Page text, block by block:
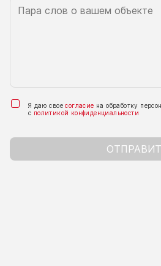
Я даю своесогласие на обработку
с политикой конфиденциальности